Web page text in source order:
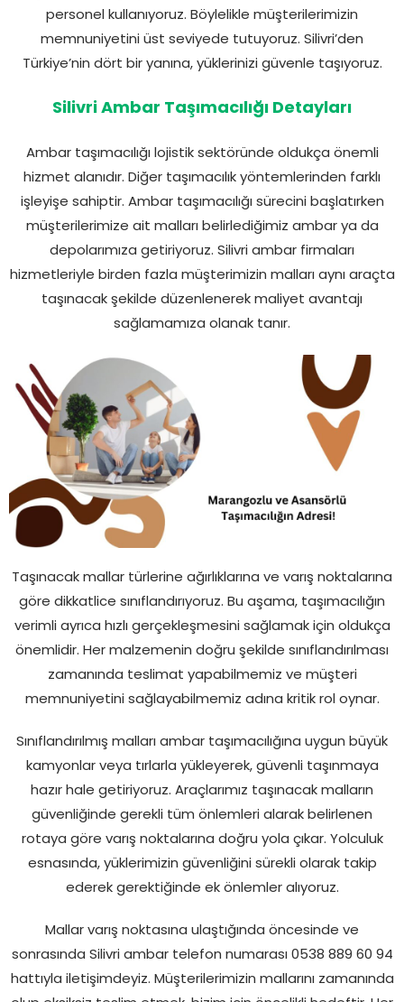
personel kullanıyoruz. Böylelikle müşterilerimizin
memnuniyetini üst seviyede tutuyoruz. Silivri’den
Türkiye’nin dört bir yanına, yüklerinizi güvenle taşıyoruz.
Silivri Ambar Taşımacılığı Detayları
Ambar taşımacılığı lojistik sektöründe oldukça önemli
hizmet alanıdır. Diğer taşımacılık yöntemlerinden farklı
işleyişe sahiptir. Ambar taşımacılığı sürecini başlatırken
müşterilerimize ait malları belirlediğimiz ambar ya da
depolarımıza getiriyoruz. Silivri ambar firmaları
hizmetleriyle birden fazla müşterimizin malları aynı araçta
taşınacak şekilde düzenlenerek maliyet avantajı
sağlamamıza olanak tanır.
Taşınacak mallar türlerine ağırlıklarına ve varış noktalarına
göre dikkatlice sınıflandırıyoruz. Bu aşama, taşımacılığın
verimli ayrıca hızlı gerçekleşmesini sağlamak için oldukça
önemlidir. Her malzemenin doğru şekilde sınıflandırılması
zamanında teslimat yapabilmemiz ve müşteri
memnuniyetini sağlayabilmemiz adına kritik rol oynar.
Sınıflandırılmış malları ambar taşımacılığına uygun büyük
kamyonlar veya tırlarla yükleyerek, güvenli taşınmaya
hazır hale getiriyoruz. Araçlarımız taşınacak malların
güvenliğinde gerekli tüm önlemleri alarak belirlenen
rotaya göre varış noktalarına doğru yola çıkar. Yolculuk
esnasında, yüklerimizin güvenliğini sürekli olarak takip
ederek gerektiğinde ek önlemler alıyoruz.
Mallar varış noktasına ulaştığında öncesinde ve
sonrasında Silivri ambar telefon numarası 0538 889 60 94
hattıyla iletişimdeyiz. Müşterilerimizin mallarını zamanında